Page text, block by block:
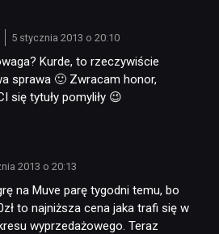
5 stycznia 2013 o 20:10
Kurde, to rzeczywiście
sprawa 🙂 Zwracam honor,
się tytuły pomyliły 😉
2013 o 20:13
na Muve parę tygodni temu, bo
to najniższa cena jaka trafi się w
wyprzedażowego. Teraz